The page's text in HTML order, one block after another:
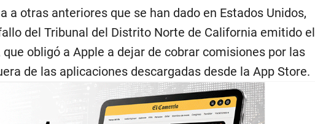
a otras anteriores que se han dado en Estados Unidos,
del Tribunal del Distrito Norte de California emitido el
obligó a Apple a dejar de cobrar comisiones por las
de las aplicaciones descargadas desde la App Store.